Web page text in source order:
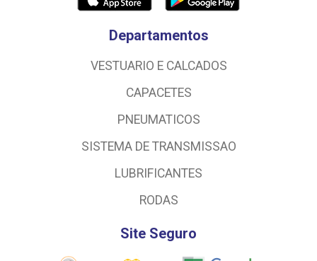
Departamentos
VESTUARIO E CALCADOS
CAPACETES
PNEUMATICOS
SISTEMA DE TRANSMISSAO
LUBRIFICANTES
RODAS
Site Seguro